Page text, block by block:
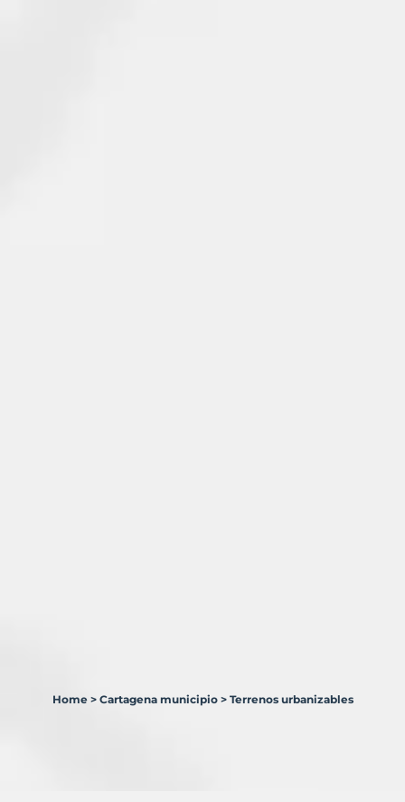
Home > Cartagena municipio > Terrenos urbanizables